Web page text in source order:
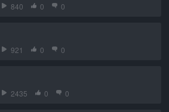
840 0 0
921 0 0
2435 0 0